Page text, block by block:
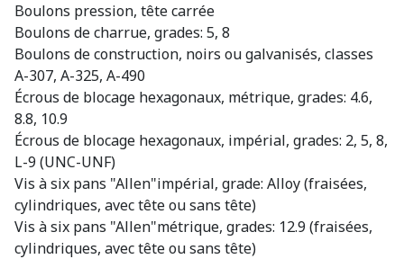
Boulons pression, tête carrée
Boulons de charrue, grades: 5, 8
Boulons de construction, noirs ou galvanisés, classes
A-307, A-325, A-490
Écrous de blocage hexagonaux, métrique, grades: 4.6,
8.8, 10.9
Écrous de blocage hexagonaux, impérial, grades: 2, 5, 8,
L-9 (UNC-UNF)
Vis à six pans "Allen"impérial, grade: Alloy (fraisées,
cylindriques, avec tête ou sans tête)
Vis à six pans "Allen"métrique, grades: 12.9 (fraisées,
cylindriques, avec tête ou sans tête)